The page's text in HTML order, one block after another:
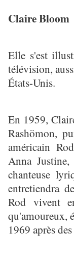
Claire Bloom
Elle s'est
télévision,
États-Unis.
En 1959,
Rashömon,
américain
Anna
chanteuse
entretiendra
Rod vivent
qu'amoureux,
1969 après